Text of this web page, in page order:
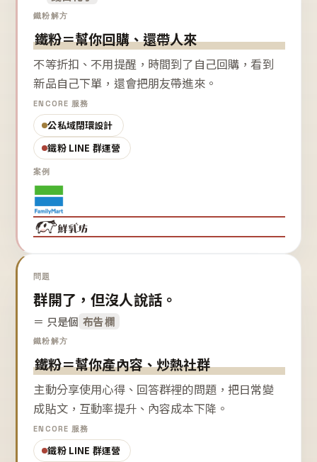
鐵粉解方
鐵粉＝幫你回購、還帶人來
不等折扣、不用提醒，時間到了自己回購，看到
新品自己下單，還會把朋友帶進來。
ENCORE 服務
公私域閉環設計
鐵粉 LINE 群運營
案例
問題
群開了，但沒人說話。
＝ 只是個 布告欄
鐵粉解方
鐵粉＝幫你產內容、炒熱社群
主動分享使用心得、回答群裡的問題，把日常變
成貼文，互動率提升、內容成本下降。
ENCORE 服務
鐵粉 LINE 群運營